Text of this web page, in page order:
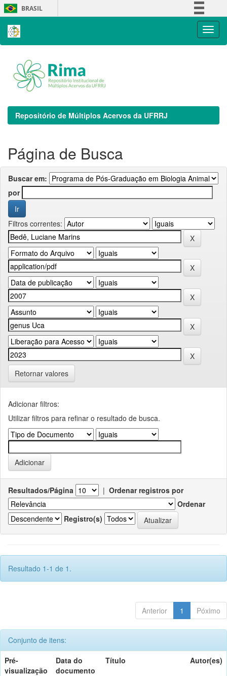
Skip
navigation
BRASIL
Repositório de Múltiplos Acervos da UFRRJ
Página de Busca
Buscar em:
por
Filtros correntes:
Retornar valores
Adicionar filtros:
Utilizar filtros para refinar o resultado de busca.
Resultados/Página | Ordenar registros por
Ordenar
Registro(s)
Resultado 1-1 de 1.
Anterior 1 Póximo
Conjunto de itens:
Pré-
visualização
Data do
documento
Título Autor(es)